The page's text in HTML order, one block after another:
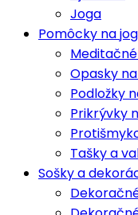
Joga
Pomôcky na
Opasky
Podložky
Prikrývky
Tašky a
Sošky a